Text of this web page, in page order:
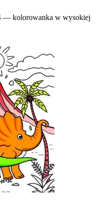
— kolorowanka w wysokiej